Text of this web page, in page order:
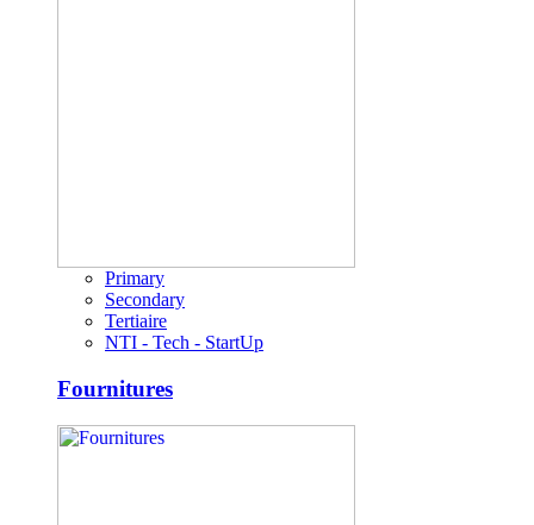
Primary
Secondary
Tertiaire
NTI - Tech - StartUp
Fournitures